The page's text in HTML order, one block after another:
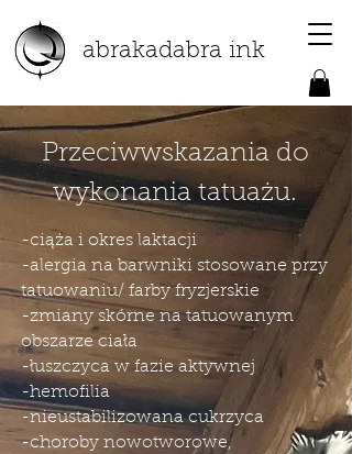
abrakadabra ink
Przeciwwskazania do
wykonania tatuażu.
-ciąża i okres laktacji
-alergia na barwniki stosowane przy
tatuowaniu/ farby fryzjerskie
-zmiany skórne na tatuowanym
obszarze ciała
-łuszczyca w fazie aktywnej
-hemofilia
-nieustabilizowana cukrzyca
-choroby nowotworowe,